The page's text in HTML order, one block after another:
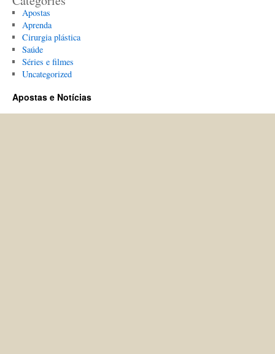
Apostas
Aprenda
Cirurgia plástica
Saúde
Séries e filmes
Uncategorized
Apostas e Notícias